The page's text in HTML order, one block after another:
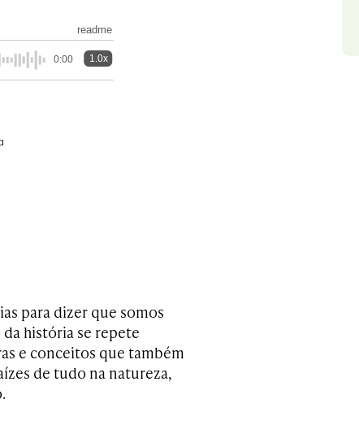
readme
0:00 1.0x
para dizer que somos
história se repete
e conceitos que também
de tudo na natureza,